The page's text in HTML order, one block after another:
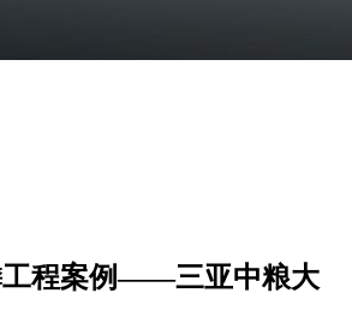
工程案例——三亚中粮大